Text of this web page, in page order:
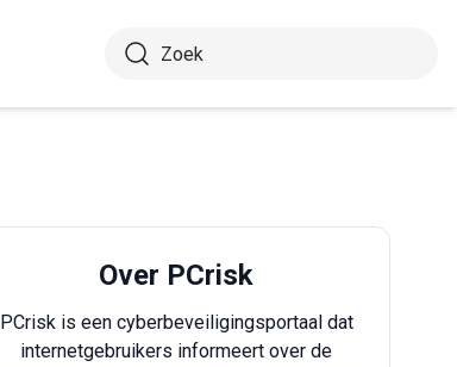
Over PCrisk
PCrisk is een cyberbeveiligingsportaal dat
internetgebruikers informeert over de